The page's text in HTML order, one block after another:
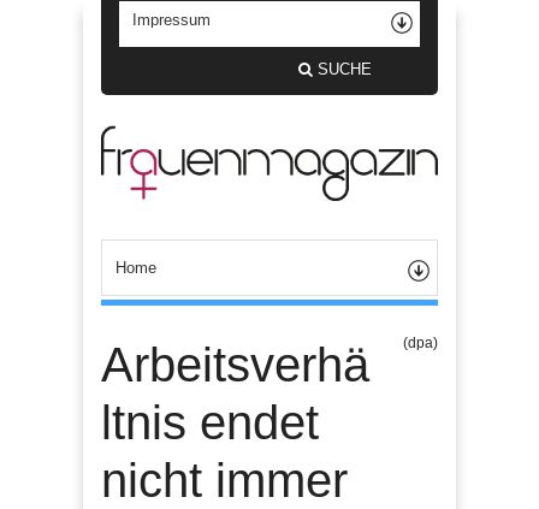
SUCHE
Arbeitsverhä
ltnis endet
nicht immer
(dpa)